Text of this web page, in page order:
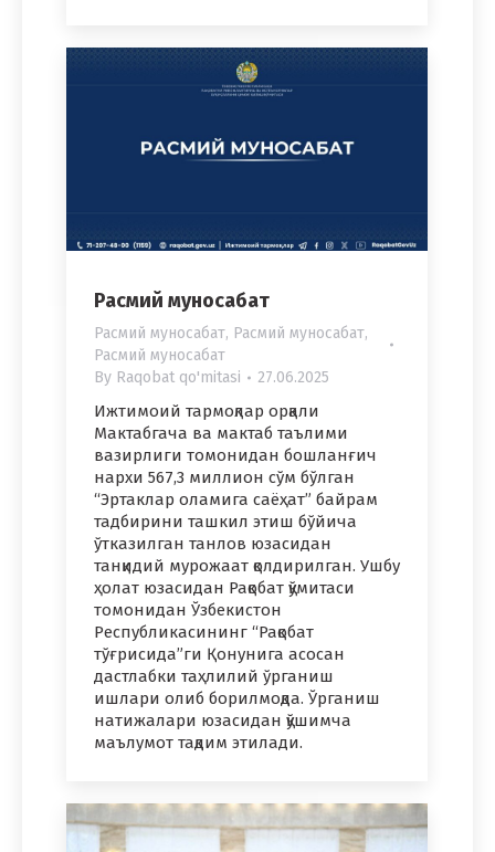
Расмий муносабат
Расмий муносабат, Расмий муносабат,
Расмий муносабат
By Raqobat qo'mitasi 27.06.2025
Ижтимоий тармоқлар орқали
Мактабгача ва мактаб таълими
вазирлиги томонидан бошланғич
нархи 567,3 миллион сўм бўлган
“Эртаклар оламига саёҳат” байрам
тадбирини ташкил этиш бўйича
ўтказилган танлов юзасидан
танқидий мурожаат қолдирилган. Ушбу
ҳолат юзасидан Рақобат қўмитаси
томонидан Ўзбекистон
Республикасининг “Рақобат
тўғрисида”ги Қонунига асосан
дастлабки таҳлилий ўрганиш
ишлари олиб борилмоқда. Ўрганиш
натижалари юзасидан қўшимча
маълумот тақдим этилади.